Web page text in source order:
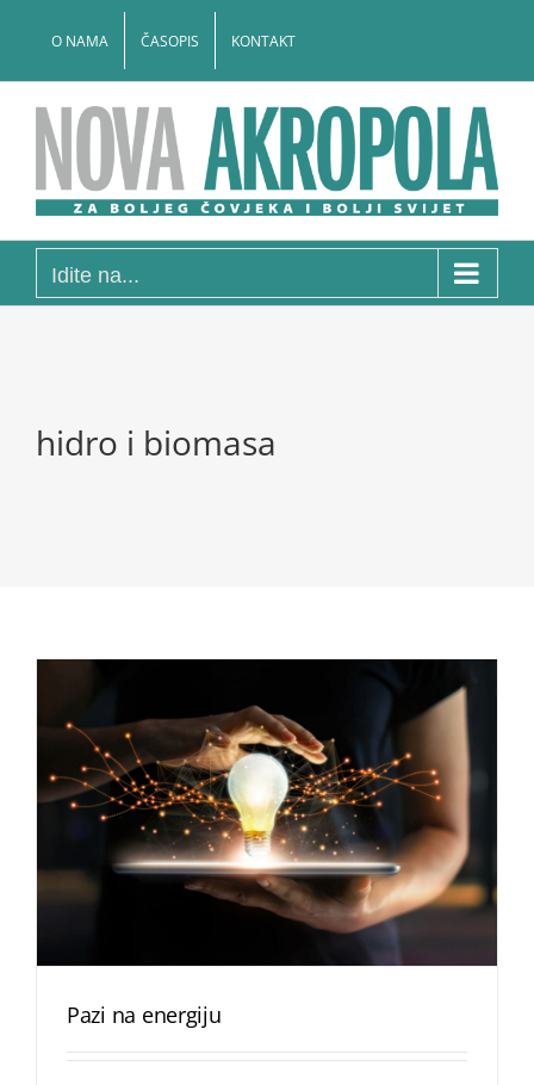
O NAMA ČASOPIS KONTAKT
Idite na...
hidro i biomasa
Pazi na energiju